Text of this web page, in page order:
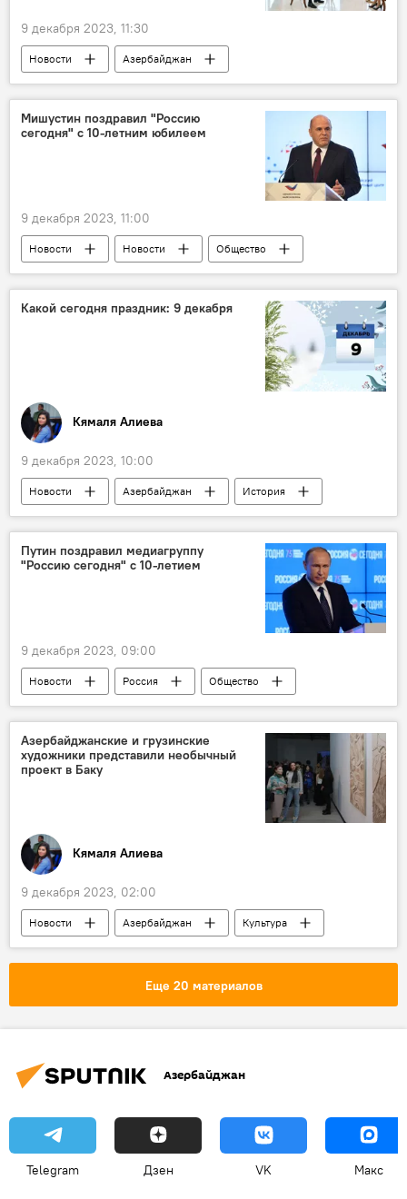
9 декабря 2023, 11:30
Новости
Азербайджан
Ильхам Алиев
Интервью
СМИ
Армения
мирный договор
Мишустин поздравил "Россию
сегодня" с 10-летним юбилеем
9 декабря 2023, 11:00
Новости Новости
Общество
СМИ
Михаил Мишустин
Юбилей
МИА "Россия сегодня"
Поздравление
Какой сегодня праздник: 9 декабря
Кямаля Алиева
9 декабря 2023, 10:00
Новости Азербайджан
История
Какой сегодня праздник
Культура
Россия
ООН
Путин поздравил медиагруппу
"Россию сегодня" с 10-летием
9 декабря 2023, 09:00
Новости Россия
Общество
СМИ
Медиагруппа "Россия сегодня"
Владимир Путин
Поздравление
Азербайджанские и грузинские
художники представили необычный
проект в Баку
Кямаля Алиева
9 декабря 2023, 02:00
Новости Азербайджан
Культура
Грузия
Искусство
Картины
Пространство современного искусства YARAT
Баку
Еще 20 материалов
Азербайджан
Telegram Дзен VK Макс